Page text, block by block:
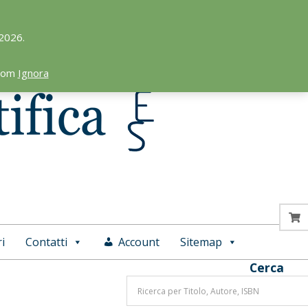
Ignora
Contatti Account Sitemap
Cerca